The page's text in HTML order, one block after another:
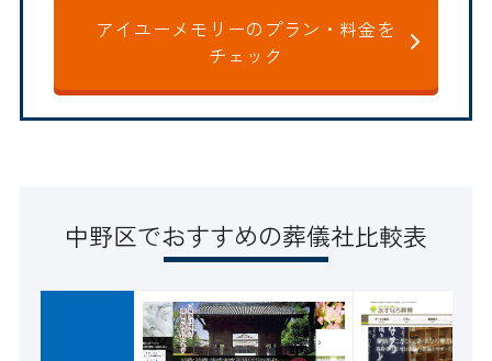
アイユーメモリーのプラン・料金を
チェック
中野区でおすすめの葬儀社比較表